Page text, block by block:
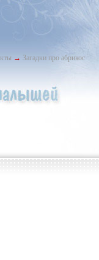
→ Загадки про абрикос